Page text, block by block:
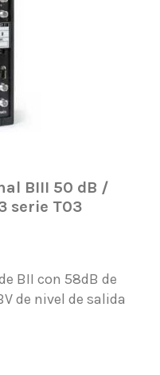
BIII 50 dB /
serie T03
BII con 58dB de
de nivel de salida